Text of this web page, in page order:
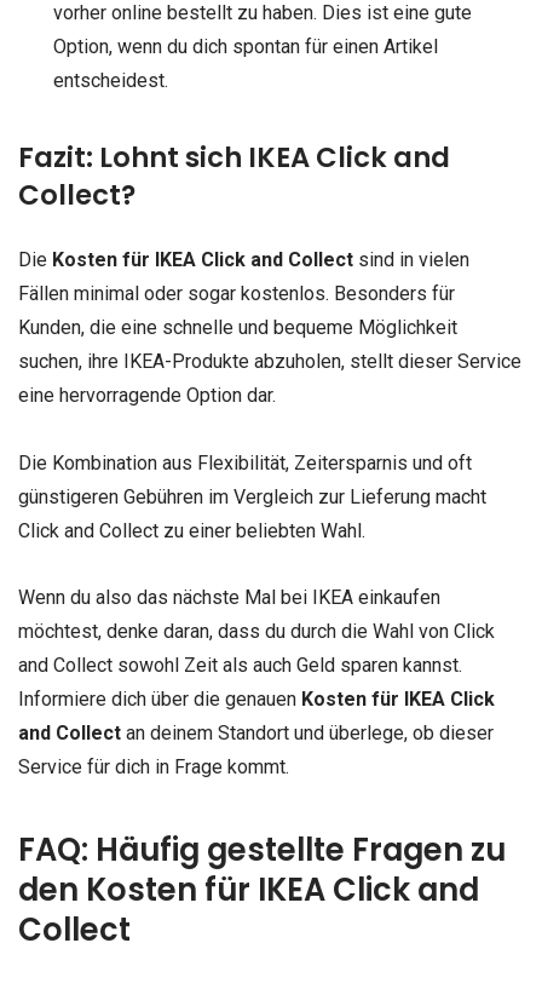
vorher online bestellt zu haben. Dies ist eine gute
Option, wenn du dich spontan für einen Artikel
entscheidest.
Fazit: Lohnt sich IKEA Click and
Collect?
Die Kosten für IKEA Click and Collect sind in vielen
Fällen minimal oder sogar kostenlos. Besonders für
Kunden, die eine schnelle und bequeme Möglichkeit
suchen, ihre IKEA-Produkte abzuholen, stellt dieser Service
eine hervorragende Option dar.
Die Kombination aus Flexibilität, Zeitersparnis und oft
günstigeren Gebühren im Vergleich zur Lieferung macht
Click and Collect zu einer beliebten Wahl.
Wenn du also das nächste Mal bei IKEA einkaufen
möchtest, denke daran, dass du durch die Wahl von Click
and Collect sowohl Zeit als auch Geld sparen kannst.
Informiere dich über die genauen Kosten für IKEA Click
and Collect an deinem Standort und überlege, ob dieser
Service für dich in Frage kommt.
FAQ: Häufig gestellte Fragen zu
den Kosten für IKEA Click and
Collect